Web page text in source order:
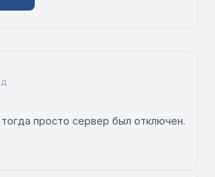
просто сервер был отключен.